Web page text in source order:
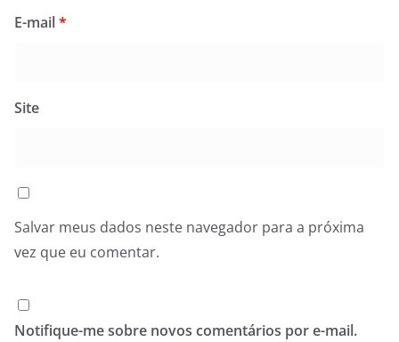
E-mail*
Site
Salvar meus dados neste navegador para a próxima
vez que eu comentar.
Notifique-me sobre novos comentários por e-mail.